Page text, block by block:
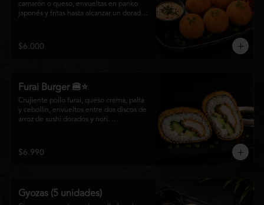
camarón o queso, envueltas en panko
japonés y fritas hasta alcanzar un dorado
$6.000
Furai Burger 🍔⭐
Crujiente pollo furai, queso crema, palta
y cebollín, envueltos entre dos discos de
arroz de sushi dorados y nori.
tradición japonesa con el sabor nikkei en
cada bocado.
$6.990
Gyozas (5 unidades)